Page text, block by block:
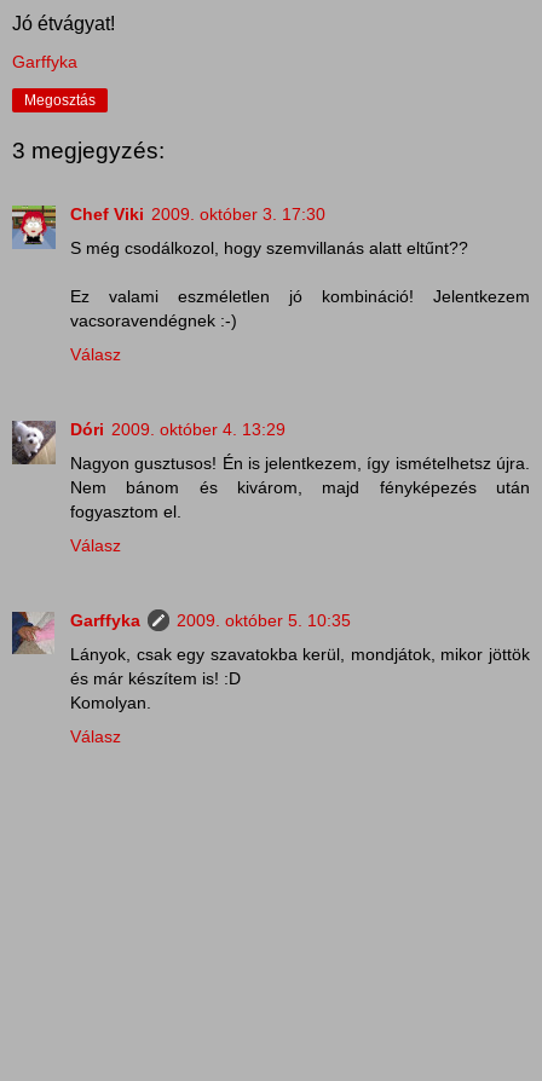
Jó étvágyat!
Garffyka
Megosztás
3 megjegyzés:
Chef Viki 2009. október 3. 17:30
S még csodálkozol, hogy szemvillanás alatt eltűnt??
Ez valami eszméletlen jó kombináció! Jelentkezem
vacsoravendégnek :-)
Válasz
Dóri 2009. október 4. 13:29
Nagyon gusztusos! Én is jelentkezem, így ismételhetsz újra.
Nem bánom és kivárom, majd fényképezés után
fogyasztom el.
Válasz
Garffyka
2009. október 5. 10:35
Lányok, csak egy szavatokba kerül, mondjátok, mikor jöttök
és már készítem is! :D
Komolyan.
Válasz